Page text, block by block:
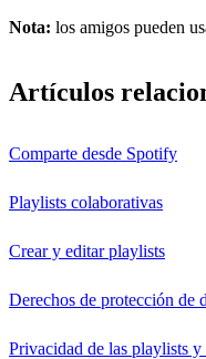
Nota: los amigos pueden
Artículos
Comparte desde Spotify
Playlists colaborativas
Crear y editar playlists
Derechos de protección de
Privacidad de las playlists y